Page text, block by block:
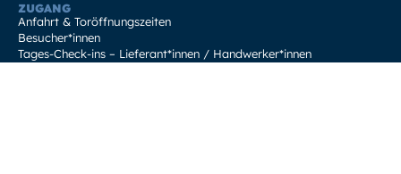
ZUGANG
Anfahrt & Toröffnungszeiten
Besucher*innen
Tages-Check-ins – Lieferant*innen / Handwerker*innen